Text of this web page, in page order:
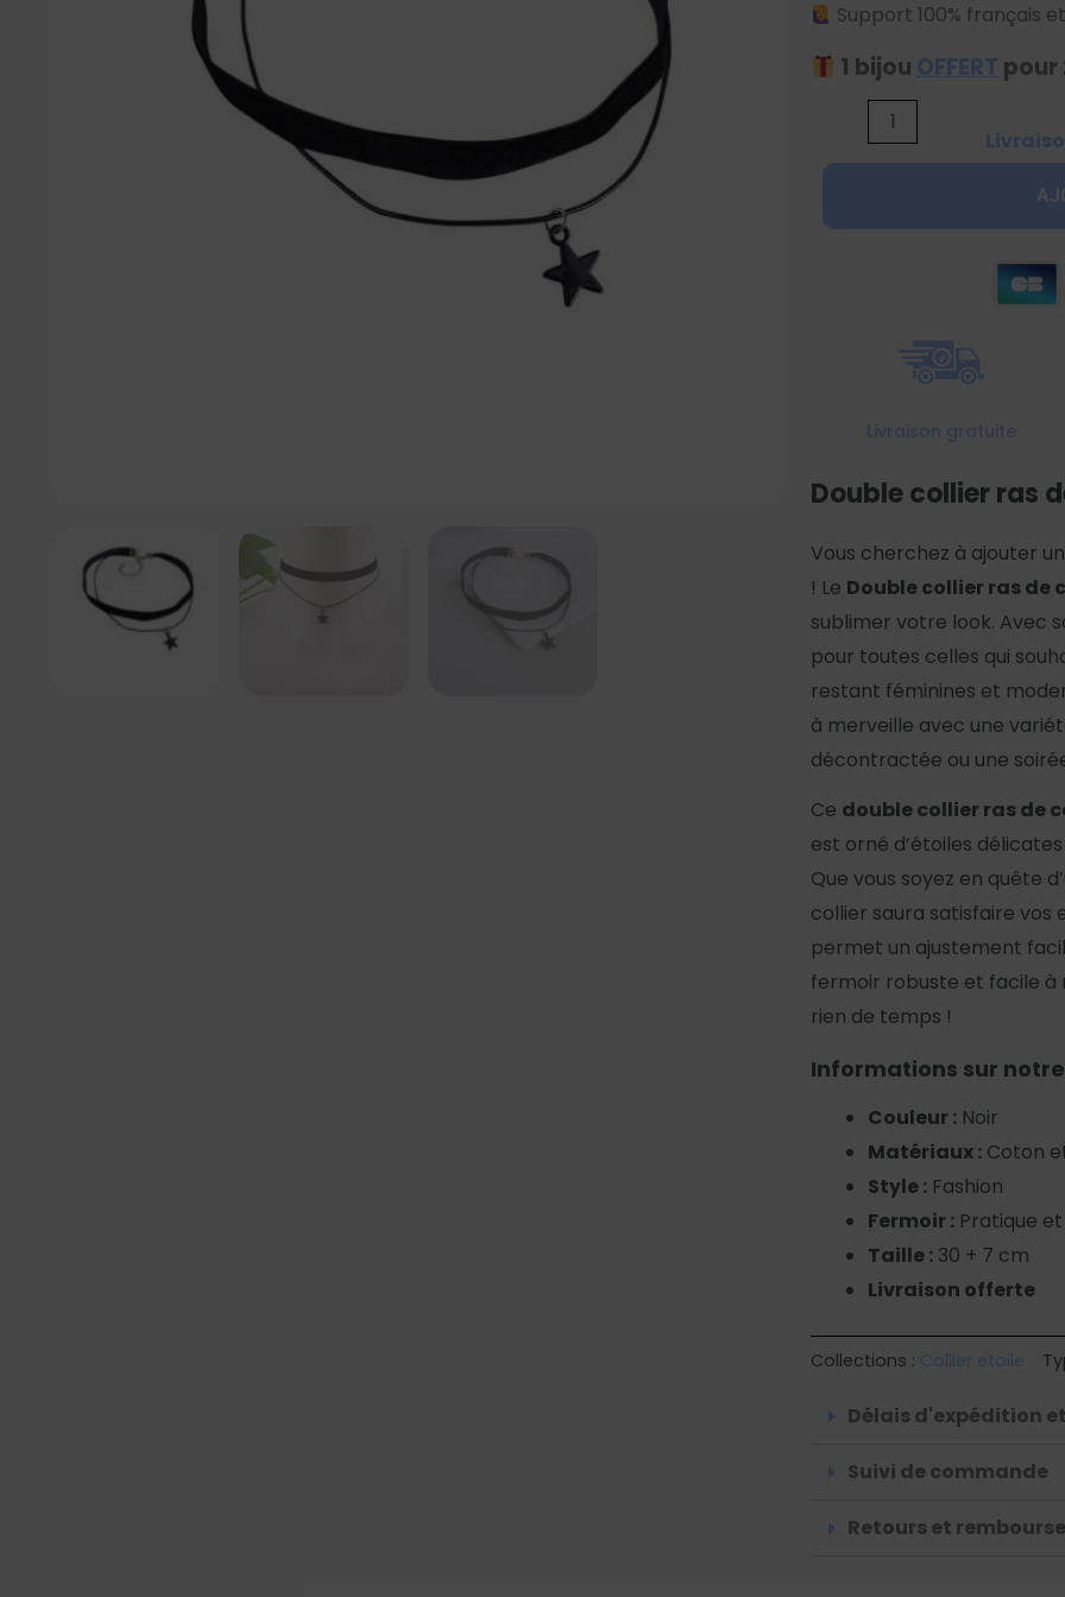
Support 100% français
1 bijou OFFERT pour
quantité
collier
Livraison gratuite
Double collier ras
Vous cherchez à ajouter
! Le Double collier ras de
sublimer votre look. Avec
pour toutes celles qui
restant féminines et
à merveille avec une
décontractée ou une
Ce double collier ras de
est orné d’étoiles
Que vous soyez en quête
collier saura satisfaire vos
permet un ajustement
fermoir robuste et facile à
rien de temps !
Informations sur
Couleur : Noir
Matériaux : Coton
Style : Fashion
Fermoir : Pratique
Taille : 30 + 7 cm
Livraison offerte
Collections : Collier etoile
Délais d'expédition
Suivi de commande
Retours et